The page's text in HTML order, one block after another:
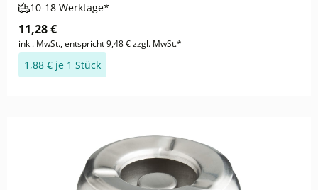
10-18 Werktage*
11,28 €
inkl. MwSt., entspricht 9,48 € zzgl. MwSt.*
1,88 € je 1 Stück